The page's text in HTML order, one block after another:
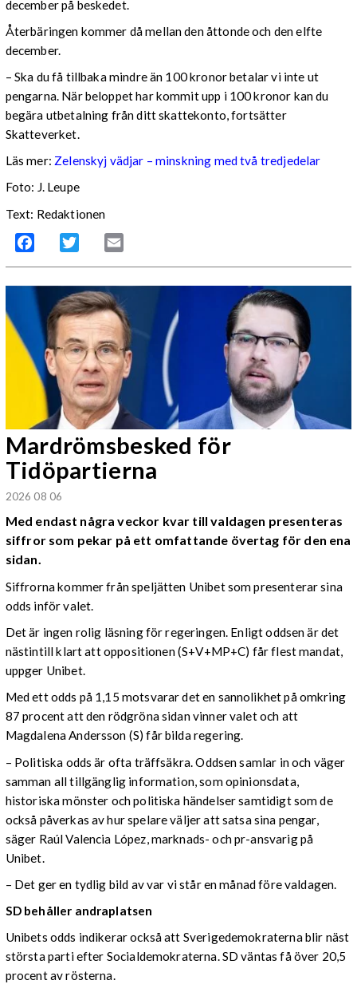
december på beskedet.
Återbäringen kommer då mellan den åttonde och den elfte
december.
– Ska du få tillbaka mindre än 100 kronor betalar vi inte ut
pengarna. När beloppet har kommit upp i 100 kronor kan du
begära utbetalning från ditt skattekonto, fortsätter
Skatteverket.
Läs mer: Zelenskyj vädjar – minskning med två tredjedelar
Foto: J. Leupe
Text: Redaktionen
Facebook Twitter
Mardrömsbesked för
Tidöpartierna
2026 08 06
Med endast några veckor kvar till valdagen presenteras
siffror som pekar på ett omfattande övertag för den ena
sidan.
Siffrorna kommer från speljätten Unibet som presenterar sina
odds inför valet.
Det är ingen rolig läsning för regeringen. Enligt oddsen är det
nästintill klart att oppositionen (S+V+MP+C) får flest mandat,
uppger Unibet.
Med ett odds på 1,15 motsvarar det en sannolikhet på omkring
87 procent att den rödgröna sidan vinner valet och att
Magdalena Andersson (S) får bilda regering.
– Politiska odds är ofta träffsäkra. Oddsen samlar in och väger
samman all tillgänglig information, som opinionsdata,
historiska mönster och politiska händelser samtidigt som de
också påverkas av hur spelare väljer att satsa sina pengar,
säger Raúl Valencia López, marknads- och pr-ansvarig på
Unibet.
– Det ger en tydlig bild av var vi står en månad före valdagen.
SD behåller andraplatsen
Unibets odds indikerar också att Sverigedemokraterna blir näst
största parti efter Socialdemokraterna. SD väntas få över 20,5
procent av rösterna.